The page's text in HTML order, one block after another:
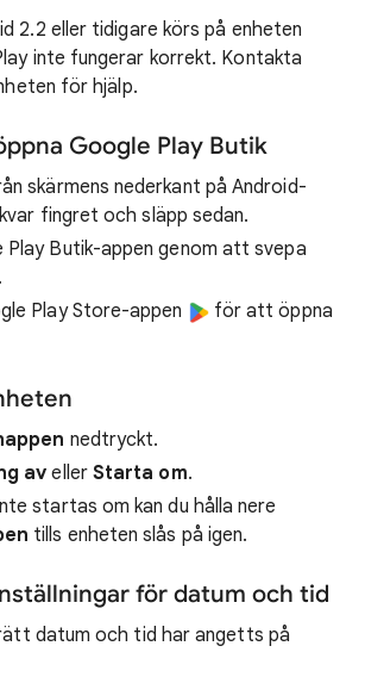
2.2 eller tidigare körs på enheten
inte fungerar korrekt. Kontakta
för hjälp.
Google Play Butik
skärmens nederkant på Android-
fingret och släpp sedan.
Play Butik-appen genom att svepa
Play Store-appen
för att öppna
nedtryckt.
av eller Starta om.
startas om kan du hålla nere
tills enheten slås på igen.​
för datum och tid
datum och tid har angetts på